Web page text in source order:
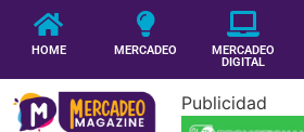
HOME MERCADEO
MERCADEO
DIGITAL
Publicidad